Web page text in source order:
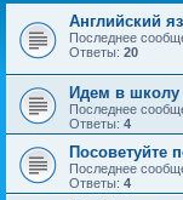
Английский
Последнее
Ответы: 20
Идем в школу
Последнее
Ответы: 4
Посоветуйте
Последнее
Ответы: 4